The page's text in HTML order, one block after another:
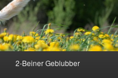
2-Beiner Geblubber